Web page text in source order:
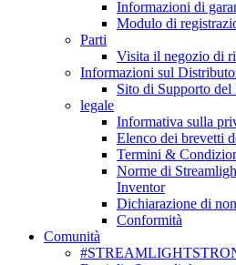
Informazioni di
Modulo di
Parti
Visita il negozio di
Informazioni sul
Sito di Supporto
legale
Informativa sulla
Elenco dei brevetti
Termini &
Norme di
Inventor
Dichiarazione di
Conformità
Comunità